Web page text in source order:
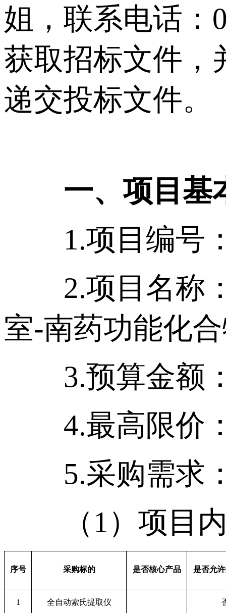
姐，联系电话：
获取招标文件，
递交投标文件。
一、项目基
1.项目编号：
2.项目名称：
室-南药功能化
3.预算金额：
4.最高限价：
5.采购需求
（1）项目内
序号 采购标的 是否核心产品 是否允
1 全自动索氏提取仪